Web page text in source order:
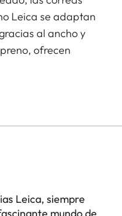
Leica se adaptan
al ancho y
ofrecen
tipo goma
hombro y evita que
Leica, siempre
mundo de